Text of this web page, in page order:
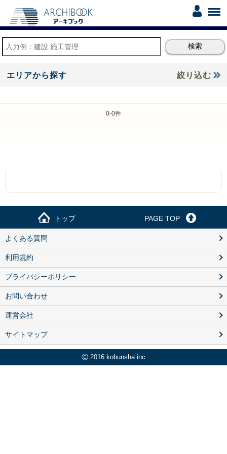
エリアから探す 絞り込む
0-0件
トップ PAGE TOP
よくある質問
利用規約
プライバシーポリシー
お問い合わせ
運営会社
サイトマップ
Ⓒ 2016 kobunsha.inc